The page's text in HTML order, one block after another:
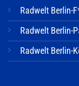
Radwelt Berlin-
Radwelt Berlin-
Radwelt Berlin-